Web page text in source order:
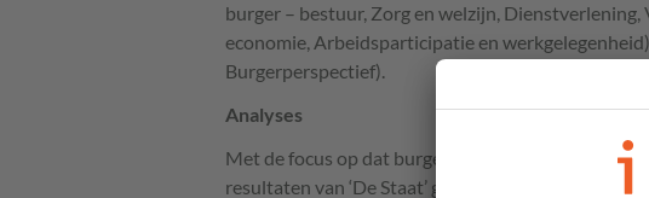
burger – bestuur, Zorg en welzijn, Dienstverlening,
economie, Arbeidsparticipatie en
Burgerperspectief).
Analyses
Met de focus op dat burgerperspectief hebben
resultaten van ‘De Staat’ geanalyseerd voor de